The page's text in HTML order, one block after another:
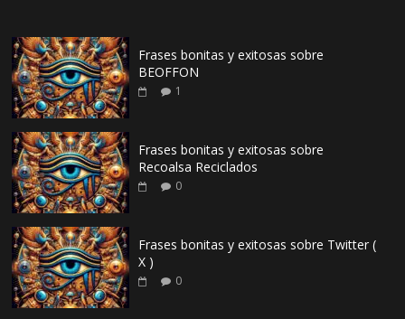
Frases bonitas y exitosas sobre
BEOFFON
1
Frases bonitas y exitosas sobre
Recoalsa Reciclados
0
Frases bonitas y exitosas sobre Twitter (
X )
0